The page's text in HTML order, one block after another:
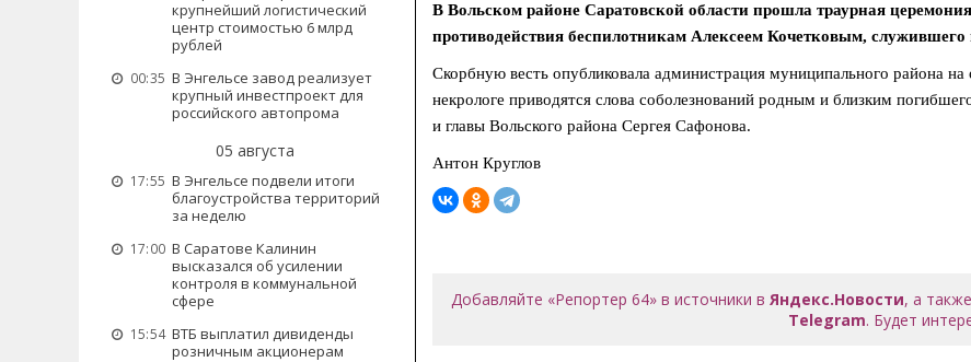
крупнейший логистический
центр стоимостью 6 млрд
рублей
00:35 В Энгельсе завод реализует
крупный инвестпроект для
российского автопрома
05 августа
17:55 В Энгельсе подвели итоги
благоустройства территорий
за неделю
17:00 В Саратове Калинин
высказался об усилении
контроля в коммунальной
сфере
15:54 ВТБ выплатил дивиденды
розничным акционерам
В Вольском районе Саратовской области прошла траурная
противодействия беспилотникам Алексеем Кочетковым,
Скорбную весть опубликовала администрация муниципального района
некрологе приводятся слова соболезнований родным и близким
и главы Вольского района Сергея Сафонова.
Антон Круглов
Добавляйте «Репортер 64» в источники вЯндекс.Новости, а
Telegram. Будет